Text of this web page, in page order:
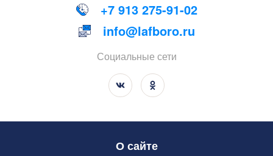
+7 913 275-91-02
info@lafboro.ru
Социальные сети
О сайте